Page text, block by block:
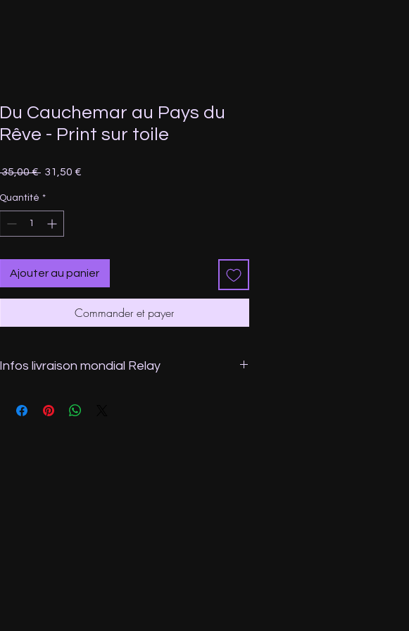
Du Cauchemar au Pays du
Rêve - Print sur toile
35,00 € Prix
31,50 €
Quantité *
Ajouter au panier
Commander et payer
Infos livraison mondial Relay
préféré, ou bien je ferai en sorte de choisir le plus